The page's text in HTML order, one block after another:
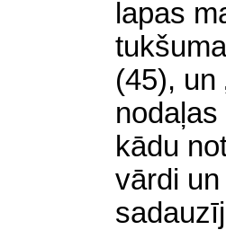
lapas
(45), un
kādu
vārdi